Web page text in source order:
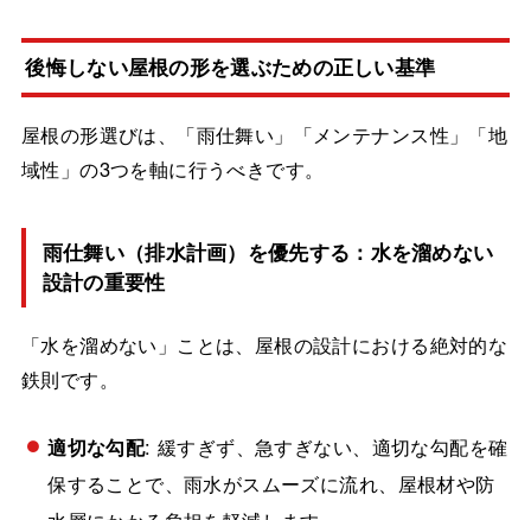
後悔しない屋根の形を選ぶための正しい基準
屋根の形選びは、「雨仕舞い」「メンテナンス性」「地
域性」の3つを軸に行うべきです。
雨仕舞い（排水計画）を優先する：水を溜めない
設計の重要性
「水を溜めない」ことは、屋根の設計における絶対的な
鉄則です。
適切な勾配: 緩すぎず、急すぎない、適切な勾配を確
保することで、雨水がスムーズに流れ、屋根材や防